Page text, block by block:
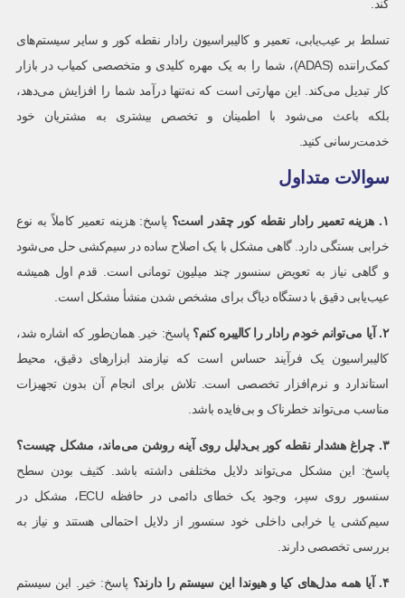
کند.
تسلط بر عیب‌یابی، تعمیر و کالیبراسیون رادار نقطه کور و سایر سیستم‌های
کمک‌راننده (ADAS)، شما را به یک مهره کلیدی و متخصصی کمیاب در بازار
کار تبدیل می‌کند. این مهارتی است که نه‌تنها درآمد شما را افزایش می‌دهد،
بلکه باعث می‌شود با اطمینان و تخصص بیشتری به مشتریان خود
خدمت‌رسانی کنید.
سوالات متداول
۱.هزینه تعمیر رادار نقطه کور چقدر است؟ پاسخ: هزینه تعمیر کاملاً به نوع
خرابی بستگی دارد. گاهی مشکل با یک اصلاح ساده در سیم‌کشی حل می‌شود
و گاهی نیاز به تعویض سنسور چند میلیون تومانی است. قدم اول همیشه
عیب‌یابی دقیق با دستگاه دیاگ برای مشخص شدن منشأ مشکل است.
۲. آیا می‌توانم خودم رادار را کالیبره کنم؟ پاسخ: خیر. همان‌طور که اشاره شد،
کالیبراسیون یک فرآیند حساس است که نیازمند ابزارهای دقیق، محیط
استاندارد و نرم‌افزار تخصصی است. تلاش برای انجام آن بدون تجهیزات
مناسب می‌تواند خطرناک و بی‌فایده باشد.
۳.چراغ هشدار نقطه کور بی‌دلیل روی آینه روشن می‌ماند، مشکل چیست؟
پاسخ: این مشکل می‌تواند دلایل مختلفی داشته باشد. کثیف بودن سطح
سنسور روی سپر، وجود یک خطای دائمی در حافظه ECU، مشکل در
سیم‌کشی یا خرابی داخلی خود سنسور از دلایل احتمالی هستند و نیاز به
بررسی تخصصی دارند.
۴. آیا همه مدل‌های کیا و هیوندا این سیستم را دارند؟ پاسخ: خیر. این سیستم